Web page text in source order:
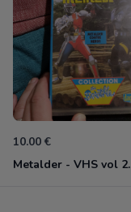
10.00 €
Metalder - VHS vol 2.